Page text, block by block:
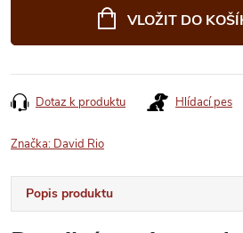
VLOŽIT DO
Dotaz k produktu Hlídací pes
Značka: David Rio
Popis produktu